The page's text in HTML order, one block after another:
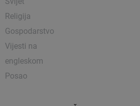
Religija
Gospodarstvo
Vijesti na
engleskom
Posao